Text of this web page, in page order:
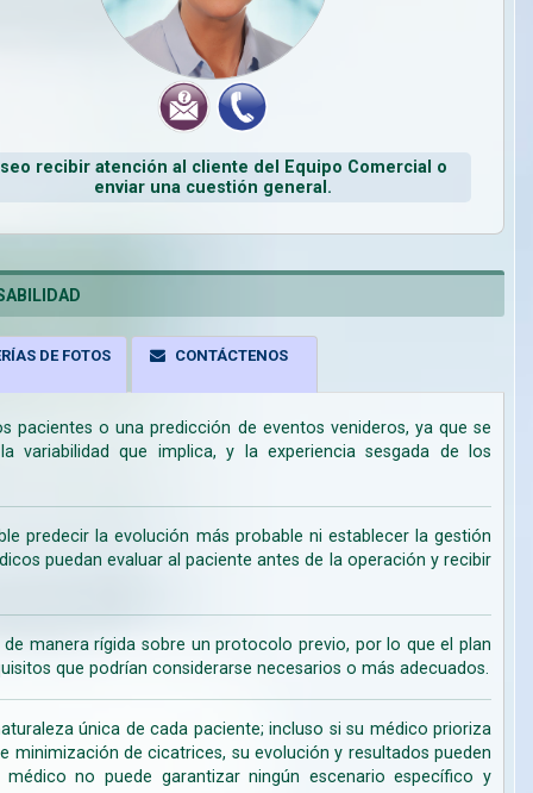
recibir atención al cliente del Equipo Comercial o
enviar una cuestión general.
DE FOTOS CONTÁCTENOS
o una predicción de eventos venideros, ya que se
variabilidad que implica, y la experiencia sesgada de los
predecir la evolución más probable ni establecer la gestión
puedan evaluar al paciente antes de la operación y recibir
manera rígida sobre un protocolo previo, por lo que el plan
que podrían considerarse necesarios o más adecuados.
única de cada paciente; incluso si su médico prioriza
de cicatrices, su evolución y resultados pueden
no puede garantizar ningún escenario específico y